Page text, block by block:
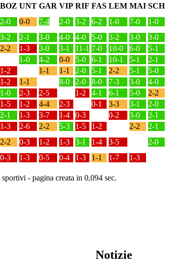
BOZ UNT GAR VIP RIF FAS LEM MAI SCH
2-0 0-0 7-4 2-0 3-2 6-2 1-0 7-0
1-0
3-2 2-1 3-0 4-0 4-0 5-0 3-2 3-0
3-0
2-2 1-3 3-0 3-1 11-1 7-0 10-0 6-0
5-1
1-0 4-2 0-0 5-0 6-1 10-1 5-1
2-1
1-2 1-1 1-1 2-0 5-1 2-2 5-1
5-0
1-2 1-1 8-0 2-0 8-0 7-3 3-0
4-0
1-0 2-3 2-5 1-2 4-1 6-1 5-0
2-2
1-5 1-2 4-4 2-3 0-1 3-3 3-1
2-0
2-1 1-3 3-7 1-4 0-3 0-2 3-0
2-1
1-3 2-6 2-2 5-3 1-5 1-2 2-2
2-1
2-2 0-3 1-2 1-3 3-1 1-4 3-5
2-0
0-3 1-3 0-5 0-4 1-3 1-1 1-7
1-3
- pagina creata in 0,094 sec.
Notizie